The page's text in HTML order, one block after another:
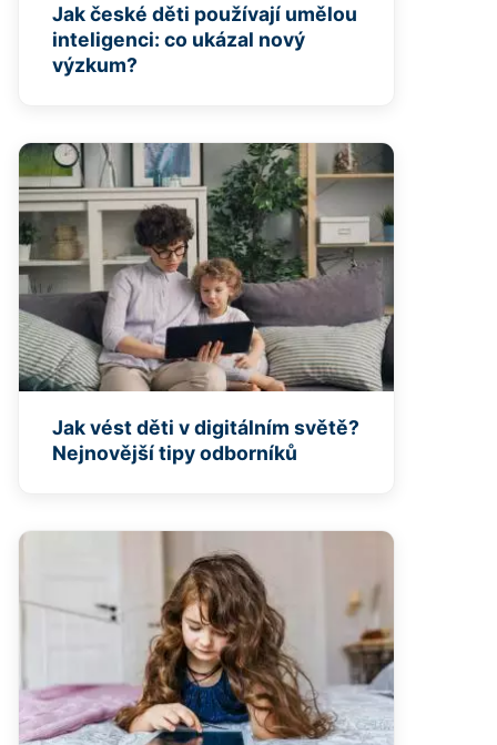
Jak české děti používají umělou
inteligenci: co ukázal nový
výzkum?
Jak vést děti v digitálním světě?
Nejnovější tipy odborníků